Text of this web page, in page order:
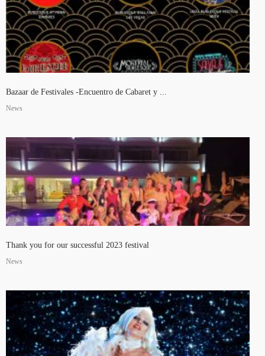
Bazaar de Festivales -Encuentro de Cabaret y ...
News
Thank you for our successful 2023 festival
News